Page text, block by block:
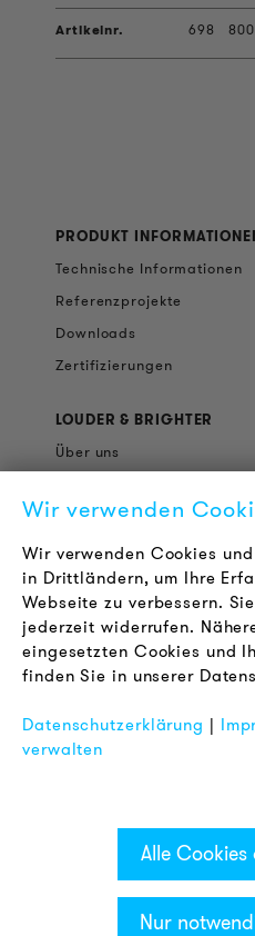
698 800
PRODUKT
Technische Informationen
Referenzprojekte
Downloads
Zertifizierungen
LOUDER & BRIGHTER
Über uns
Karriere
Newsletter
RECHTLICHES
AGB
Datenschutz
FAQ
Wir verwenden
Wir verwenden Cookies
in Drittländern, um Ihre
Webseite zu verbessern.
jederzeit widerrufen.
eingesetzten Cookies und
finden Sie in unserer
Datenschutzerklärung |
verwalten
Alle
Nur